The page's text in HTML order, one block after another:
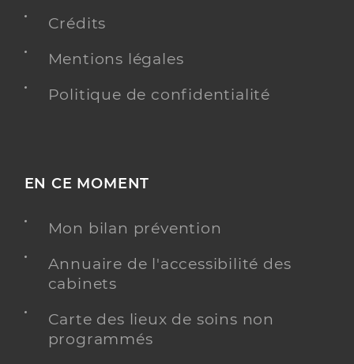
Crédits
Mentions légales
Politique de confidentialité
EN CE MOMENT
Mon bilan prévention
Annuaire de l'accessibilité des
cabinets
Carte des lieux de soins non
programmés